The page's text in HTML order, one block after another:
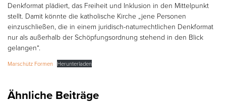
Denkformat plädiert, das Freiheit und Inklusion in den Mittelpunkt
stellt. Damit könnte die katholische Kirche „jene Personen
einzuschließen, die in einem juridisch-naturrechtlichen Denkformat
nur als außerhalb der Schöpfungsordnung stehend in den Blick
gelangen“.
Marschütz Formen Herunterladen
Ähnliche Beiträge